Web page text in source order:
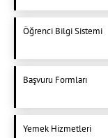
Öğrenci Bilgi Sistemi
Başvuru Formları
Yemek Hizmetleri